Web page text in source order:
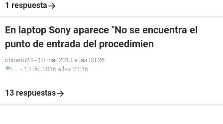
1 respuesta
En laptop Sony aparece "No se encuentra el
punto de entrada del procedimien
chosito23 - 10 mar 2013 a las 03:26
... - 13 dic 2016 a las 21:46
13 respuestas